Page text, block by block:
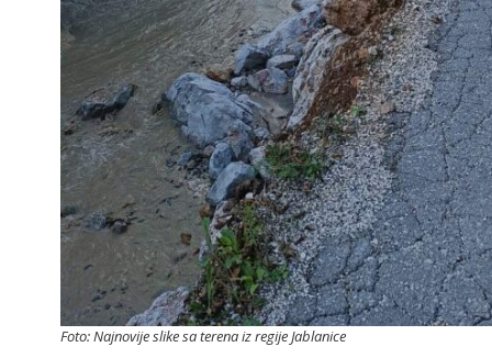
Foto: Najnovije slike sa terena iz regije Jablanice